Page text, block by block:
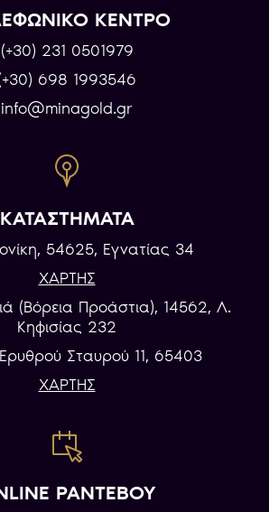
ΚΕΝΤΡΟ
(+30) 231 0501979
698 1993546
info@minagold.gr
ΚΑΤΑΣΤΗΜΑΤΑ
54625, Εγνατίας 34
ΧΑΡΤΗΣ
(Βόρεια Προάστια), 14562, Λ.
Κηφισίας 232
Σταυρού 11, 65403
ΧΑΡΤΗΣ
ΡΑΝΤΕΒΟΥ